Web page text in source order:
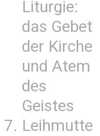
Liturgie:
das Gebet
der Kirche
und Atem
des
Geistes
Leihmutte